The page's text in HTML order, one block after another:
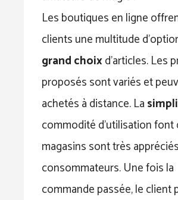
Les boutiques en ligne
clients une multitude
grand choixd’articles. Les
proposés sont variés et
achetés à distance. La
commodité d’utilisation font
magasins sont très
consommateurs. Une fois la
commande passée, le client